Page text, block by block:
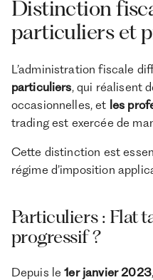
Distinction
particuliers et
L’administration fiscale
particuliers, qui réalisent
occasionnelles, et les
trading est exercée de
Cette distinction est
régime d’imposition
Particuliers : Flat
progressif ?
Depuis le1er janvier 2023